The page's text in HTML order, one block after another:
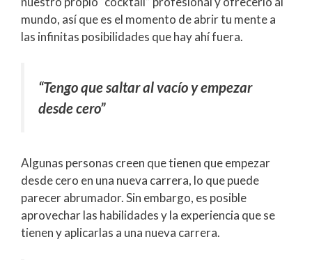
mundo, así que es el momento de abrir tu mente a
las infinitas posibilidades que hay ahí fuera.
“Tengo que saltar al vacío y empezar
desde cero”
Algunas personas creen que tienen que empezar
desde cero en una nueva carrera, lo que puede
parecer abrumador. Sin embargo, es posible
aprovechar las habilidades y la experiencia que se
tienen y aplicarlas a una nueva carrera.